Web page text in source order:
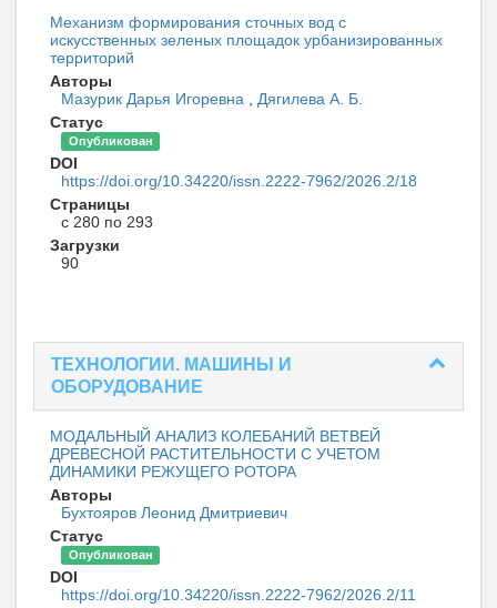
Механизм формирования сточных вод с
искусственных зеленых площадок урбанизированных
территорий
Авторы
Мазурик Дарья Игоревна
Дягилева А. Б.
Статус
Опубликован
DOI
https://doi.org/10.34220/issn.2222-7962/2026.2/18
Страницы
с 280 по 293
Загрузки
90
ТЕХНОЛОГИИ. МАШИНЫ И
ОБОРУДОВАНИЕ
МОДАЛЬНЫЙ АНАЛИЗ КОЛЕБАНИЙ ВЕТВЕЙ
ДРЕВЕСНОЙ РАСТИТЕЛЬНОСТИ С УЧЕТОМ
ДИНАМИКИ РЕЖУЩЕГО РОТОРА
Авторы
Бухтояров Леонид Дмитриевич
Статус
Опубликован
DOI
https://doi.org/10.34220/issn.2222-7962/2026.2/11